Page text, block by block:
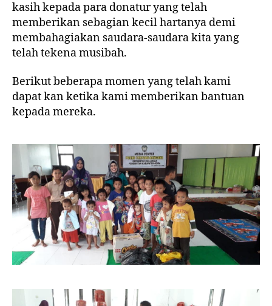
kasih kepada para donatur yang telah
memberikan sebagian kecil hartanya demi
membahagiakan saudara-saudara kita yang
telah tekena musibah.
Berikut beberapa momen yang telah kami
dapat kan ketika kami memberikan bantuan
kepada mereka.